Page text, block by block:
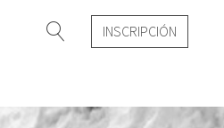
INSCRIPCIÓN